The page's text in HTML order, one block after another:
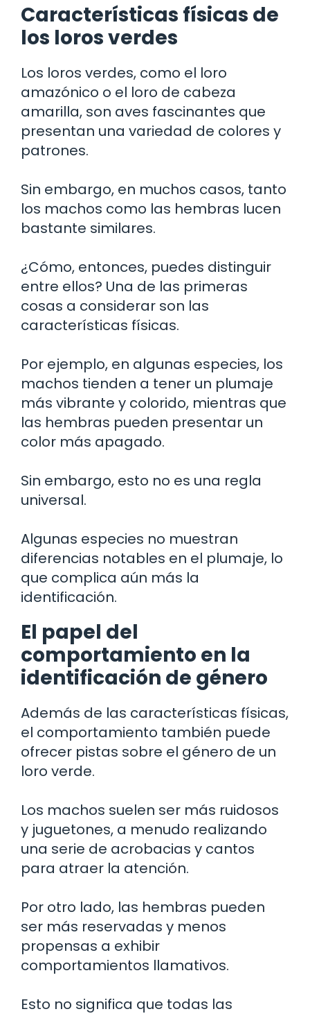
Características físicas de
los loros verdes
Los loros verdes, como el loro
amazónico o el loro de cabeza
amarilla, son aves fascinantes que
presentan una variedad de colores y
patrones.
Sin embargo, en muchos casos, tanto
los machos como las hembras lucen
bastante similares.
¿Cómo, entonces, puedes distinguir
entre ellos? Una de las primeras
cosas a considerar son las
características físicas.
Por ejemplo, en algunas especies, los
machos tienden a tener un plumaje
más vibrante y colorido, mientras que
las hembras pueden presentar un
color más apagado.
Sin embargo, esto no es una regla
universal.
Algunas especies no muestran
diferencias notables en el plumaje, lo
que complica aún más la
identificación.
El papel del
comportamiento en la
identificación de género
Además de las características físicas,
el comportamiento también puede
ofrecer pistas sobre el género de un
loro verde.
Los machos suelen ser más ruidosos
y juguetones, a menudo realizando
una serie de acrobacias y cantos
para atraer la atención.
Por otro lado, las hembras pueden
ser más reservadas y menos
propensas a exhibir
comportamientos llamativos.
Esto no significa que todas las